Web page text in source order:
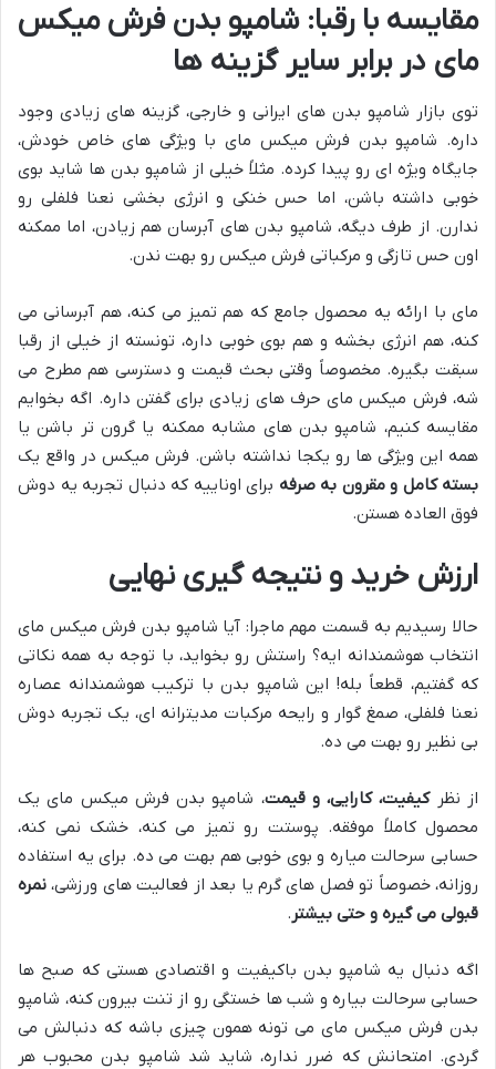
مقایسه با رقبا: شامپو بدن فرش میکس
مای در برابر سایر گزینه ها
توی بازار شامپو بدن های ایرانی و خارجی، گزینه های زیادی وجود
داره. شامپو بدن فرش میکس مای با ویژگی های خاص خودش،
جایگاه ویژه ای رو پیدا کرده. مثلاً خیلی از شامپو بدن ها شاید بوی
خوبی داشته باشن، اما حس خنکی و انرژی بخشی نعنا فلفلی رو
ندارن. از طرف دیگه، شامپو بدن های آبرسان هم زیادن، اما ممکنه
اون حس تازگی و مرکباتی فرش میکس رو بهت ندن.
مای با ارائه یه محصول جامع که هم تمیز می کنه، هم آبرسانی می
کنه، هم انرژی بخشه و هم بوی خوبی داره، تونسته از خیلی از رقبا
سبقت بگیره. مخصوصاً وقتی بحث قیمت و دسترسی هم مطرح می
شه، فرش میکس مای حرف های زیادی برای گفتن داره. اگه بخوایم
مقایسه کنیم، شامپو بدن های مشابه ممکنه یا گرون تر باشن یا
همه این ویژگی ها رو یکجا نداشته باشن. فرش میکس در واقع یک
بسته کامل و مقرون به صرفه برای اوناییه که دنبال تجربه یه دوش
فوق العاده هستن.
ارزش خرید و نتیجه گیری نهایی
حالا رسیدیم به قسمت مهم ماجرا: آیا شامپو بدن فرش میکس مای
انتخاب هوشمندانه ایه؟ راستش رو بخواید، با توجه به همه نکاتی
که گفتیم، قطعاً بله! این شامپو بدن با ترکیب هوشمندانه عصاره
نعنا فلفلی، صمغ گوار و رایحه مرکبات مدیترانه ای، یک تجربه دوش
بی نظیر رو بهت می ده.
از نظرکیفیت، کارایی، و قیمت، شامپو بدن فرش میکس مای یک
محصول کاملاً موفقه. پوستت رو تمیز می کنه، خشک نمی کنه،
حسابی سرحالت میاره و بوی خوبی هم بهت می ده. برای یه استفاده
روزانه، خصوصاً تو فصل های گرم یا بعد از فعالیت های ورزشی، نمره
قبولی می گیره و حتی بیشتر .
اگه دنبال یه شامپو بدن باکیفیت و اقتصادی هستی که صبح ها
حسابی سرحالت بیاره و شب ها خستگی رو از تنت بیرون کنه، شامپو
بدن فرش میکس مای می تونه همون چیزی باشه که دنبالش می
گردی. امتحانش که ضرر نداره، شاید شد شامپو بدن محبوب هر